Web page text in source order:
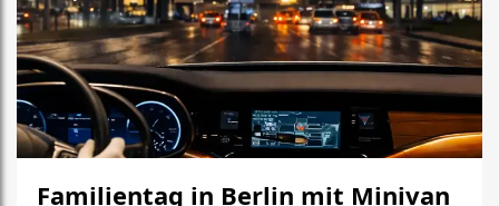
Familientag in Berlin mit Minivan